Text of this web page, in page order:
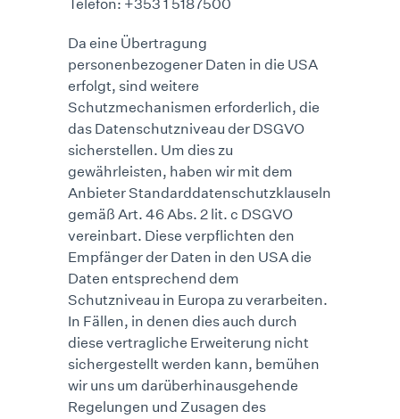
Telefon: +353 1 5187500
Da eine Übertragung
personenbezogener Daten in die USA
erfolgt, sind weitere
Schutzmechanismen erforderlich, die
das Datenschutzniveau der DSGVO
sicherstellen. Um dies zu
gewährleisten, haben wir mit dem
Anbieter Standarddatenschutzklauseln
gemäß Art. 46 Abs. 2 lit. c DSGVO
vereinbart. Diese verpflichten den
Empfänger der Daten in den USA die
Daten entsprechend dem
Schutzniveau in Europa zu verarbeiten.
In Fällen, in denen dies auch durch
diese vertragliche Erweiterung nicht
sichergestellt werden kann, bemühen
wir uns um darüberhinausgehende
Regelungen und Zusagen des